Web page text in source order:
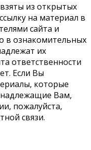
из открытых
на материал в
сайта и
в ознакомительных
их
ответственности
Если Вы
которые
Вам,
пожалуйста,
связи.